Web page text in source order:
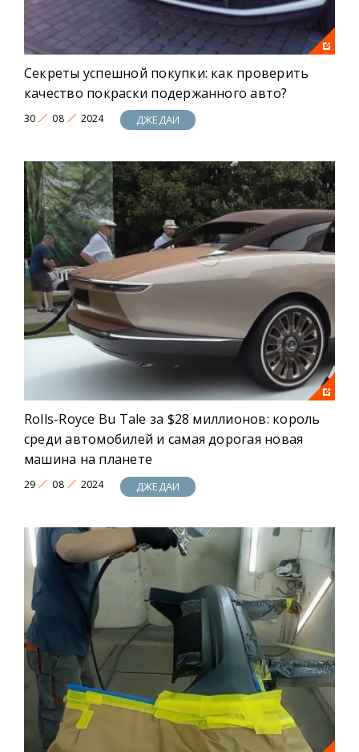
Секреты успешной покупки: как проверить
качество покраски подержанного авто?
30 08 2024 ДЖЕДАИ
Rolls-Royce Bu Tale за $28 миллионов: король
среди автомобилей и самая дорогая новая
машина на планете
29 08 2024 ДЖЕДАИ